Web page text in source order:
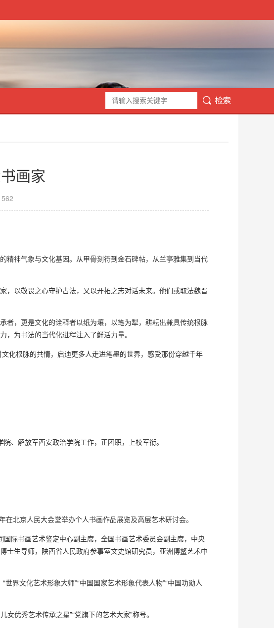
画家
神气象与文化基因。从甲骨刻符到金石碑帖，从兰亭雅集到当代
以敬畏之心守护古法，又以开拓之志对话未来。他们或取法魏晋
，更是文化的诠释者以纸为壤，以笔为犁，耕耘出兼具传统根脉
为书法的当代化进程注入了鲜活力量。
根脉的共情，启迪更多人走进笔墨的世界，感受那份穿越千年
解放军西安政治学院工作，正团职，上校军衔。
北京人民大会堂举办个人书画作品展览及高层艺术研讨会。
际书画艺术鉴定中心副主席，全国书画艺术委员会副主席，中央
士生导师，陕西省人民政府参事室文史馆研究员，亚洲博鳌艺术中
界文化艺术形象大师”“中国国家艺术形象代表人物”“中国功勋人
优秀艺术传承之星”“党旗下的艺术大家”称号。